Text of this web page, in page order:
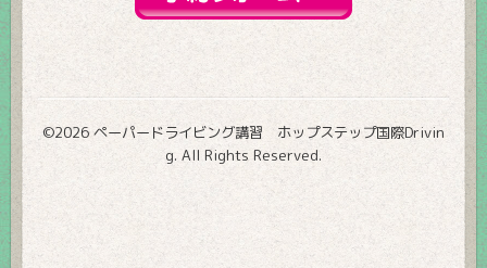
©2026 ペーパードライビング講習 ホップステップ国際Drivin
g. All Rights Reserved.